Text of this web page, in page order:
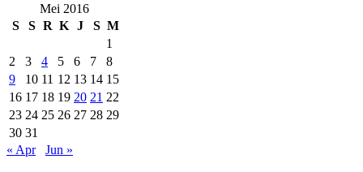
Mei 2016
S
S R K J S M
1
2
3 4 5 6 7
8
9
10 11 12 13 14 15
16 17 18 19 20 21 22
23 24 25 26 27 28 29
30 31
« Apr
Jun »